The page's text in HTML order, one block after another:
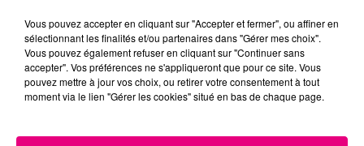
Vous pouvez accepter en cliquant sur "Accepter et fermer", ou affiner en
sélectionnant les finalités et/ou partenaires dans "Gérer mes choix".
Vous pouvez également refuser en cliquant sur "Continuer sans
accepter". Vos préférences ne s'appliqueront que pour ce site. Vous
pouvez mettre à jour vos choix, ou retirer votre consentement à tout
moment via le lien "Gérer les cookies" situé en bas de chaque page.